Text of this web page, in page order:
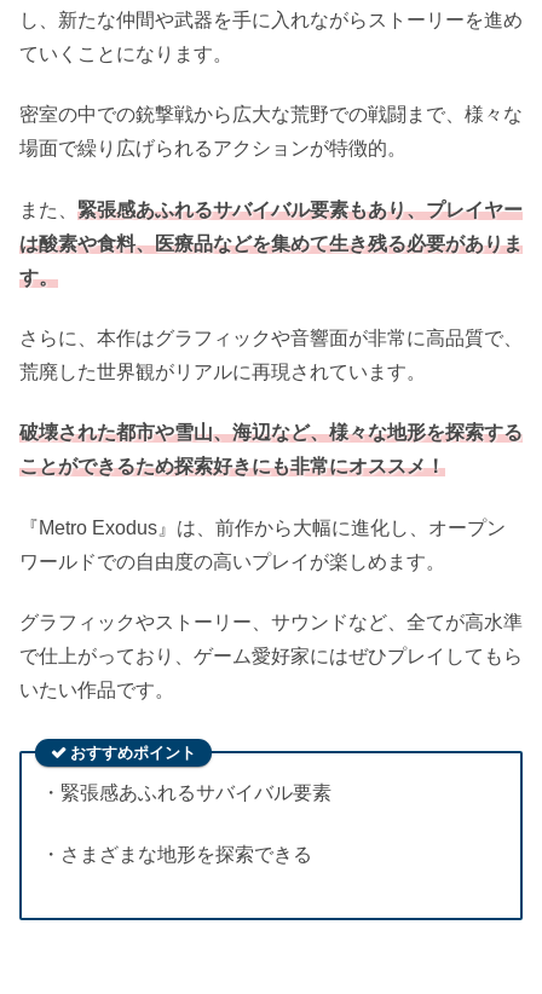
し、新たな仲間や武器を手に入れながらストーリーを進め
ていくことになります。
密室の中での銃撃戦から広大な荒野での戦闘まで、様々な
場面で繰り広げられるアクションが特徴的。
また、 緊張感あふれるサバイバル要素もあり、プレイヤー
は酸素や食料、医療品などを集めて生き残る必要がありま
す。
さらに、本作はグラフィックや音響面が非常に高品質で、
荒廃した世界観がリアルに再現されています。
破壊された都市や雪山、海辺など、様々な地形を探索する
ことができるため探索好きにも非常にオススメ！
『Metro Exodus』は、前作から大幅に進化し、オープン
ワールドでの自由度の高いプレイが楽しめます。
グラフィックやストーリー、サウンドなど、全てが高水準
で仕上がっており、ゲーム愛好家にはぜひプレイしてもら
いたい作品です。
おすすめポイント
・緊張感あふれるサバイバル要素
・さまざまな地形を探索できる